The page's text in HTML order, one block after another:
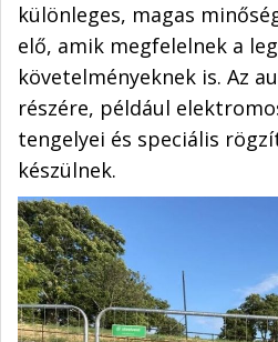
különleges, magas
elő, amik megfelelnek a
követelményeknek is. Az
részére, például
tengelyei és speciális
készülnek.